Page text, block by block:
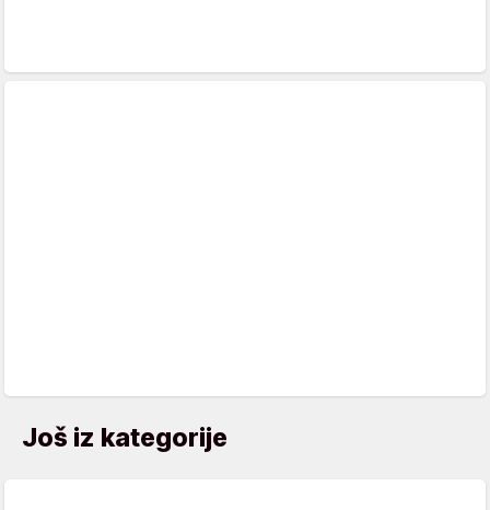
Još iz kategorije